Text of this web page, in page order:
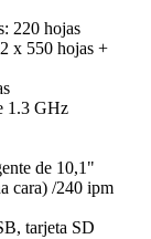
220 hojas
x 550 hojas +
1.3 GHz
de 10,1"
cara) /240 ipm
tarjeta SD